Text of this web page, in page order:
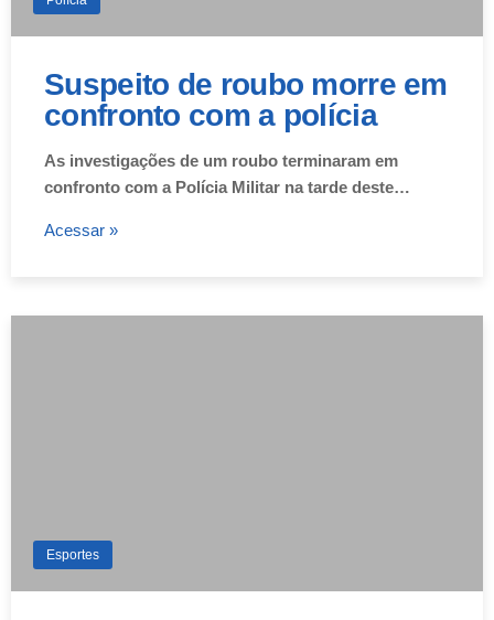
Suspeito de roubo morre em
confronto com a polícia
As investigações de um roubo terminaram em
confronto com a Polícia Militar na tarde deste…
Acessar »
Esportes